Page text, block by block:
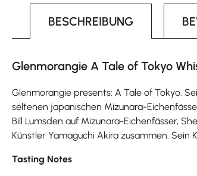
BESCHREIBUNG
Glenmorangie A Tale of Tokyo
Glenmorangie presents: A Tale of Tokyo.
seltenen japanischen Mizunara-
Bill Lumsden auf Mizunara-Eichenfässer,
Künstler Yamaguchi Akira zusammen.
Tasting Notes